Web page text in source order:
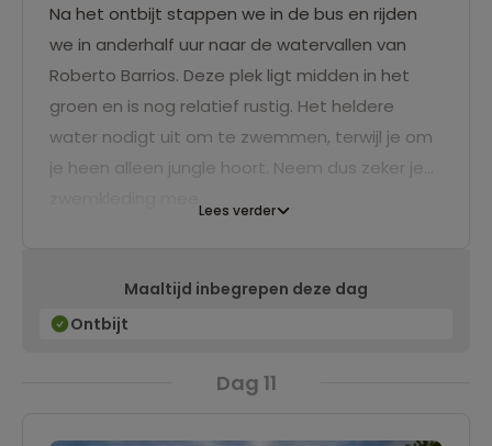
Na het ontbijt stappen we in de bus en rijden
we in anderhalf uur naar de watervallen van
Roberto Barrios. Deze plek ligt midden in het
groen en is nog relatief rustig. Het heldere
water nodigt uit om te zwemmen, terwijl je om
je heen alleen jungle hoort. Neem dus zeker je
Lees verder
Maaltijd inbegrepen deze dag
Ontbijt
Dag 11